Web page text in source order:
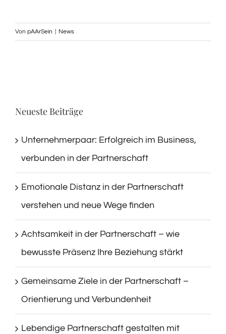
Von pAArSein News
Neueste Beiträge
Unternehmerpaar: Erfolgreich im Business,
verbunden in der Partnerschaft
Emotionale Distanz in der Partnerschaft
verstehen und neue Wege finden
Achtsamkeit in der Partnerschaft – wie
bewusste Präsenz Ihre Beziehung stärkt
Gemeinsame Ziele in der Partnerschaft –
Orientierung und Verbundenheit
Lebendige Partnerschaft gestalten mit